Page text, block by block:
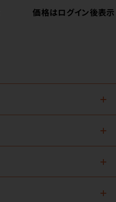
価格はログイン後表示